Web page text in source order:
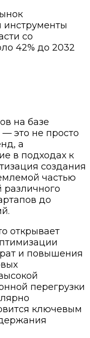
инструменты
со
42% до 2032
на базе
— это не просто
а
в подходах к
создания
частью
различного
до
открывает
и повышения
перегрузки
ключевым